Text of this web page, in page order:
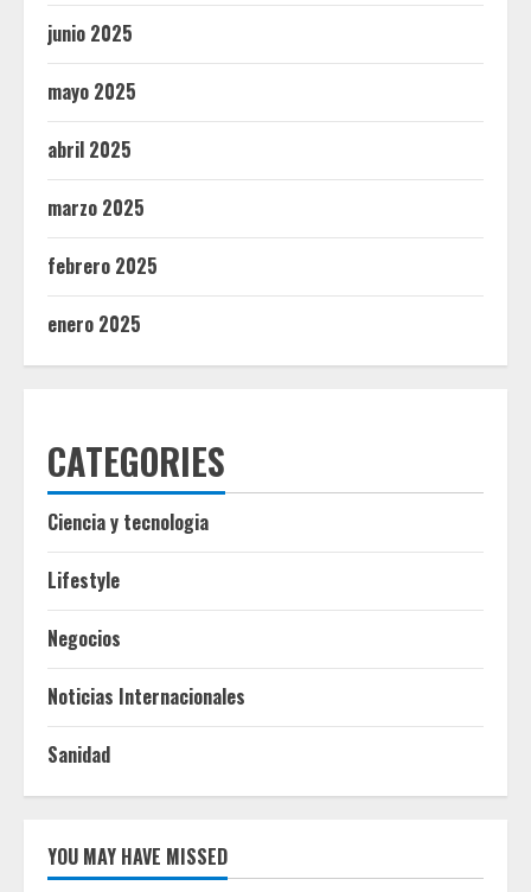
junio 2025
mayo 2025
abril 2025
marzo 2025
febrero 2025
enero 2025
CATEGORIES
Ciencia y tecnologia
Lifestyle
Negocios
Noticias Internacionales
Sanidad
YOU MAY HAVE MISSED